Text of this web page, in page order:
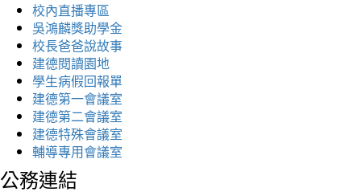
校內直播專區
吳鴻麟獎助學金
校長爸爸說故事
建德閱讀園地
學生病假回報單
建德第一會議室
建德第二會議室
建德特殊會議室
輔導專用會議室
公務連結